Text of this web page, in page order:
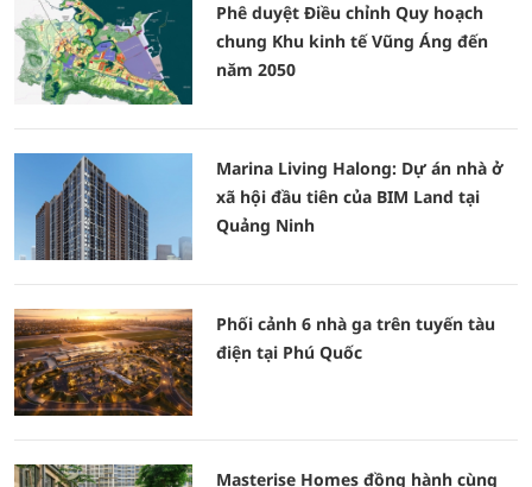
Phê duyệt Điều chỉnh Quy hoạch
chung Khu kinh tế Vũng Áng đến
năm 2050
Marina Living Halong: Dự án nhà ở
xã hội đầu tiên của BIM Land tại
Quảng Ninh
Phối cảnh 6 nhà ga trên tuyến tàu
điện tại Phú Quốc
Masterise Homes đồng hành cùng